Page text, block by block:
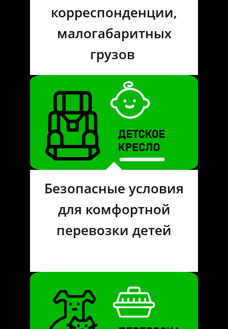
корреспонденции,
малогабаритных
грузов
Безопасные условия
для комфортной
перевозки детей